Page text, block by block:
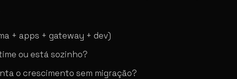
+ apps + gateway + dev)
ou está sozinho?
o crescimento sem migração?